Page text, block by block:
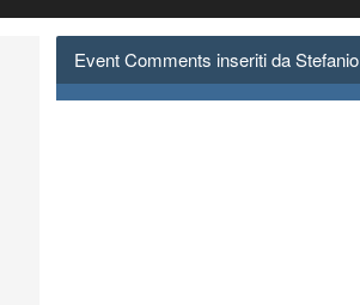
Event Comments inseriti da Stefanio